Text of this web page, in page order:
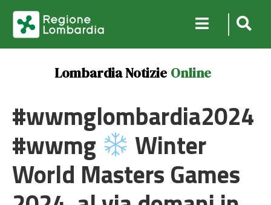
Lombardia Notizie Online
#wwmglombardia2024
#wwmg Winter
World Masters Games